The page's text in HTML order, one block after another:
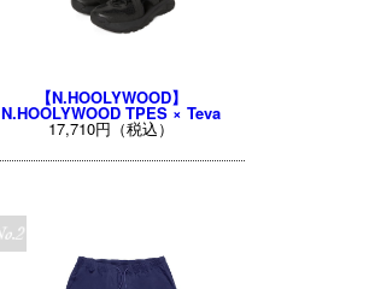
【N.HOOLYWOOD】
N.HOOLYWOOD TPES × Teva
17,710円（税込）